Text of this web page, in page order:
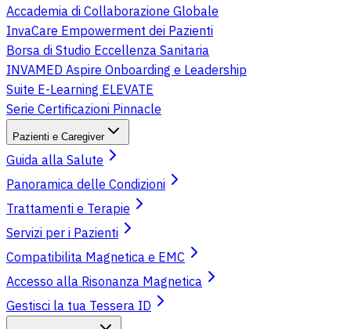
Accademia di Collaborazione Globale
InvaCare Empowerment dei Pazienti
Borsa di Studio Eccellenza Sanitaria
INVAMED Aspire Onboarding e Leadership
Suite E-Learning ELEVATE
Serie Certificazioni Pinnacle
Pazienti e Caregiver
Guida alla Salute
Panoramica delle Condizioni
Trattamenti e Terapie
Servizi per i Pazienti
Compatibilita Magnetica e EMC
Accesso alla Risonanza Magnetica
Gestisci la tua Tessera ID